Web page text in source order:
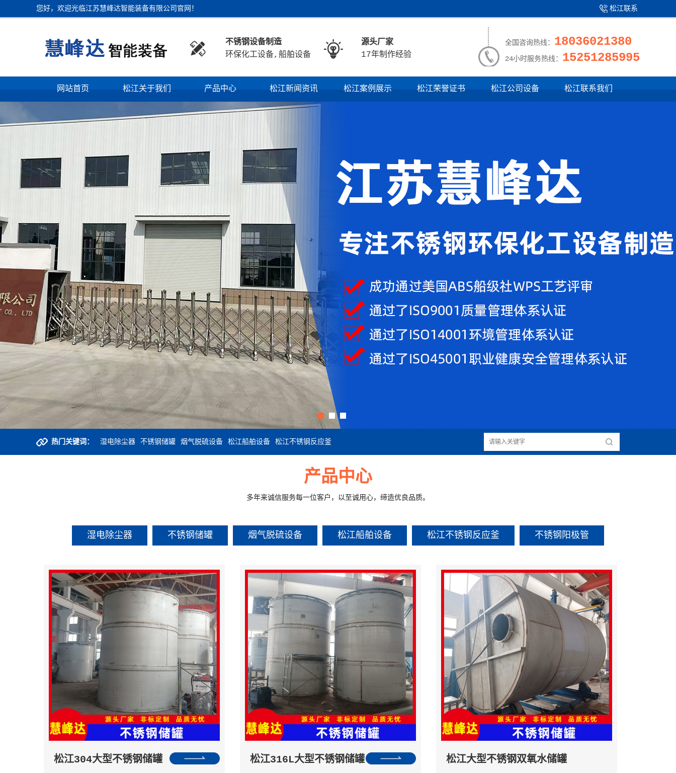
您好，欢迎光临江苏慧峰达智能装备有限公司官网！ 松江联系

不锈钢设备制造
环保化工设备,船舶设备

源头厂家
17年制作经验
全国咨询热线： 18036021380
24小时服务热线： 15251285995
网站首页 松江关于我们 产品中心 松江新闻资讯 松江案例展示 松江荣誉证书 松江公司设备 松江联系我们
热门关键词： 湿电除尘器 不锈钢储罐 烟气脱硫设备 松江船舶设备 松江不锈钢反应釜
产品中心
多年来诚信服务每一位客户，以至诚用心，缔造优良品质。
湿电除尘器 不锈钢储罐 烟气脱硫设备 松江船舶设备 松江不锈钢反应釜 不锈钢阳极管
松江304大型不锈钢储罐 松江316L大型不锈钢储罐 松江大型不锈钢双氧水储罐